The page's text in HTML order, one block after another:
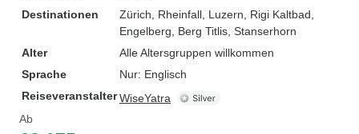
Destinationen
Zürich , Rheinfall , Luzern , Rigi Kaltbad
Engelberg , Berg Titlis , Stanserhorn
Alter
Alle Altersgruppen willkommen
Sprache
Nur: Englisch
ReiseveranstalterWiseYatra
Ab